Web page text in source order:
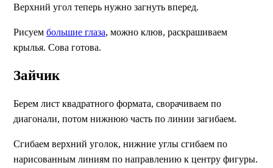
Верхний угол теперь нужно загнуть вперед.
Рисуем большие глаза, можно клюв, раскрашиваем
крылья. Сова готова.
Зайчик
Берем лист квадратного формата, сворачиваем по
диагонали, потом нижнюю часть по линии загибаем.
Сгибаем верхний уголок, нижние углы сгибаем по
нарисованным линиям по направлению к центру фигуры.